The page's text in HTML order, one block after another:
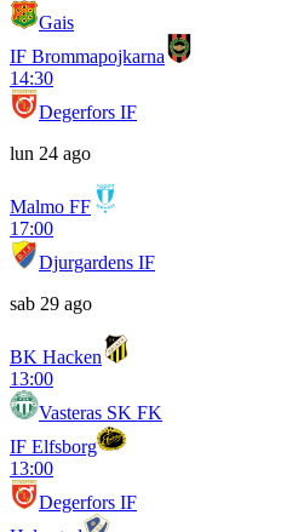
Gais
IF Brommapojkarna
14:30
Degerfors IF
lun 24 ago
Malmo FF
17:00
Djurgardens IF
sab 29 ago
BK Hacken
13:00
Vasteras SK FK
IF Elfsborg
13:00
Degerfors IF